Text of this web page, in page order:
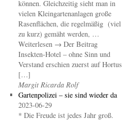
können. Gleichzeitig sieht man in
vielen Kleingartenanlagen große
Rasenflächen, die regelmäßig (viel
zu kurz) gemäht werden, …
Weiterlesen → Der Beitrag
Insekten-Hotel – ohne Sinn und
Verstand erschien zuerst auf Hortus
[…]
Margit Ricarda Rolf
Gartenpolizei – sie sind wieder da
2023-06-29
* Die Freude ist jedes Jahr groß.